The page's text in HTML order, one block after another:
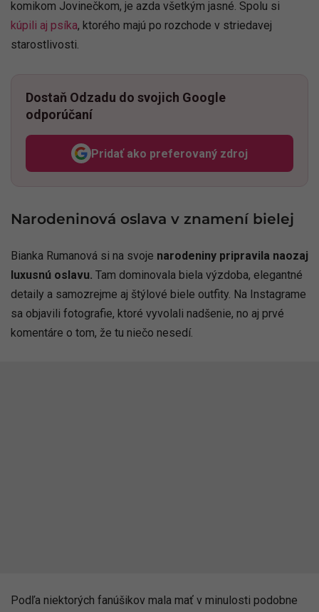
komikom Jovinečkom, je azda všetkým jasné. Spolu si
kúpili aj psíka, ktorého majú po rozchode v striedavej
starostlivosti.
Dostaň Odzadu do svojich Google
odporúčaní
Pridať ako preferovaný zdroj
Odzadu, odkaz sa otvorí v
Narodeninová oslava v znamení bielej
Bianka Rumanová si na svoje narodeniny pripravila naozaj
luxusnú oslavu. Tam dominovala biela výzdoba, elegantné
detaily a samozrejme aj štýlové biele outfity. Na Instagrame
sa objavili fotografie, ktoré vyvolali nadšenie, no aj prvé
komentáre o tom, že tu niečo nesedí.
Podľa niektorých fanúšikov mala mať v minulosti podobne